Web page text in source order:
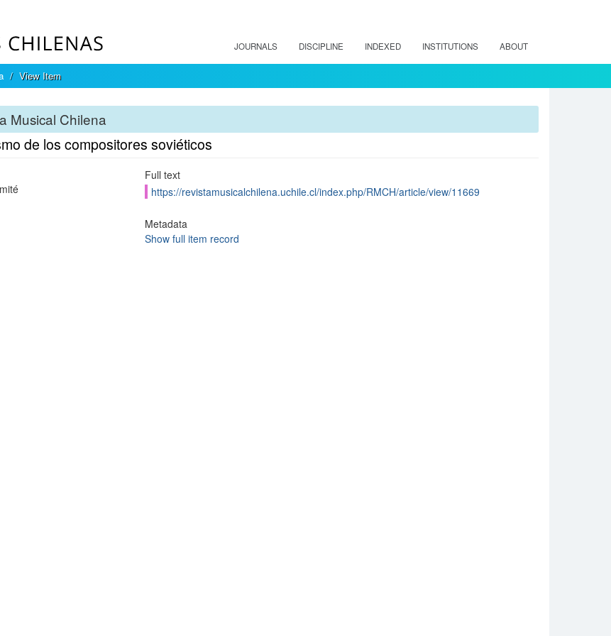
JOURNALS DISCIPLINE INDEXED INSTITUTIONS ABOUT
View Item
Musical Chilena
de los compositores soviéticos
Full text
https://revistamusicalchilena.uchile.cl/index.php/RMCH/article/view/11669
Metadata
Show full item record